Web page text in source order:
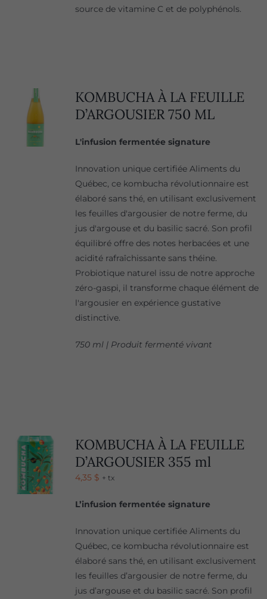
source de vitamine C et de polyphénols.
KOMBUCHA À LA FEUILLE
D’ARGOUSIER 750 ML
L'infusion fermentée signature
Innovation unique certifiée Aliments du
Québec, ce kombucha révolutionnaire est
élaboré sans thé, en utilisant exclusivement
les feuilles d'argousier de notre ferme, du
jus d'argouse et du basilic sacré. Son profil
équilibré offre des notes herbacées et une
acidité rafraîchissante sans théine.
Probiotique naturel issu de notre approche
zéro-gaspi, il transforme chaque élément de
l'argousier en expérience gustative
distinctive.
750 ml | Produit fermenté vivant
KOMBUCHA À LA FEUILLE
D’ARGOUSIER 355 ml
4,35 $ + tx
L’infusion fermentée signature
Innovation unique certifiée Aliments du
Québec, ce kombucha révolutionnaire est
élaboré sans thé, en utilisant exclusivement
les feuilles d’argousier de notre ferme, du
jus d’argouse et du basilic sacré. Son profil